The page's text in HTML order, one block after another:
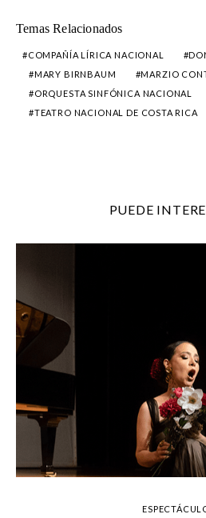
Temas Relacionados
COMPAÑÍA LÍRICA NACIONAL
MARY BIRNBAUM
MARZIO
ORQUESTA SINFÓNICA NACIONAL
TEATRO NACIONAL DE COSTA RICA
PUEDE